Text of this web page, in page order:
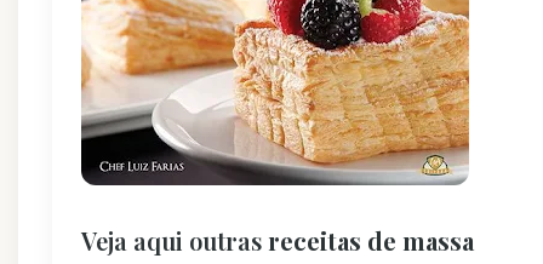
Veja aqui outras receitas de massa